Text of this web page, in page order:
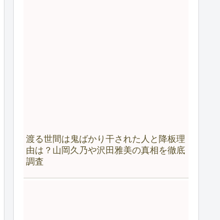
渡る世間は鬼ばかり干された人と降板理
由は？山岡久乃や沢田雅美の真相を徹底
調査